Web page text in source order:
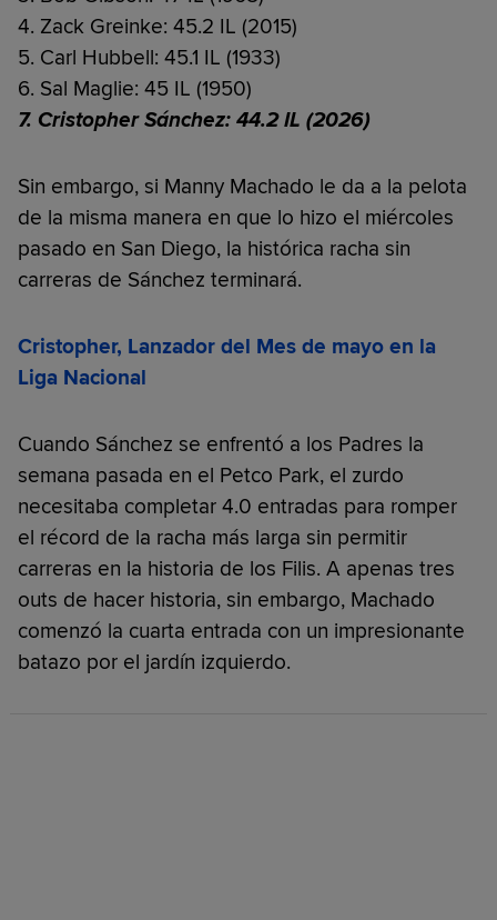
4. Zack Greinke: 45.2 IL (2015)
5. Carl Hubbell: 45.1 IL (1933)
6. Sal Maglie: 45 IL (1950)
7. Cristopher Sánchez: 44.2 IL (2026)
Sin embargo, si Manny Machado le da a la pelota
de la misma manera en que lo hizo el miércoles
pasado en San Diego, la histórica racha sin
carreras de Sánchez terminará.
Cristopher, Lanzador del Mes de mayo en la
Liga Nacional
Cuando Sánchez se enfrentó a los Padres la
semana pasada en el Petco Park, el zurdo
necesitaba completar 4.0 entradas para romper
el récord de la racha más larga sin permitir
carreras en la historia de los Filis. A apenas tres
outs de hacer historia, sin embargo, Machado
comenzó la cuarta entrada con un impresionante
batazo por el jardín izquierdo.